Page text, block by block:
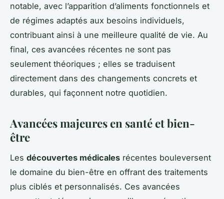
notable, avec l’apparition d’aliments fonctionnels et
de régimes adaptés aux besoins individuels,
contribuant ainsi à une meilleure qualité de vie. Au
final, ces avancées récentes ne sont pas
seulement théoriques ; elles se traduisent
directement dans des changements concrets et
durables, qui façonnent notre quotidien.
Avancées majeures en santé et bien-
être
Les découvertes médicales récentes bouleversent
le domaine du bien-être en offrant des traitements
plus ciblés et personnalisés. Ces avancées